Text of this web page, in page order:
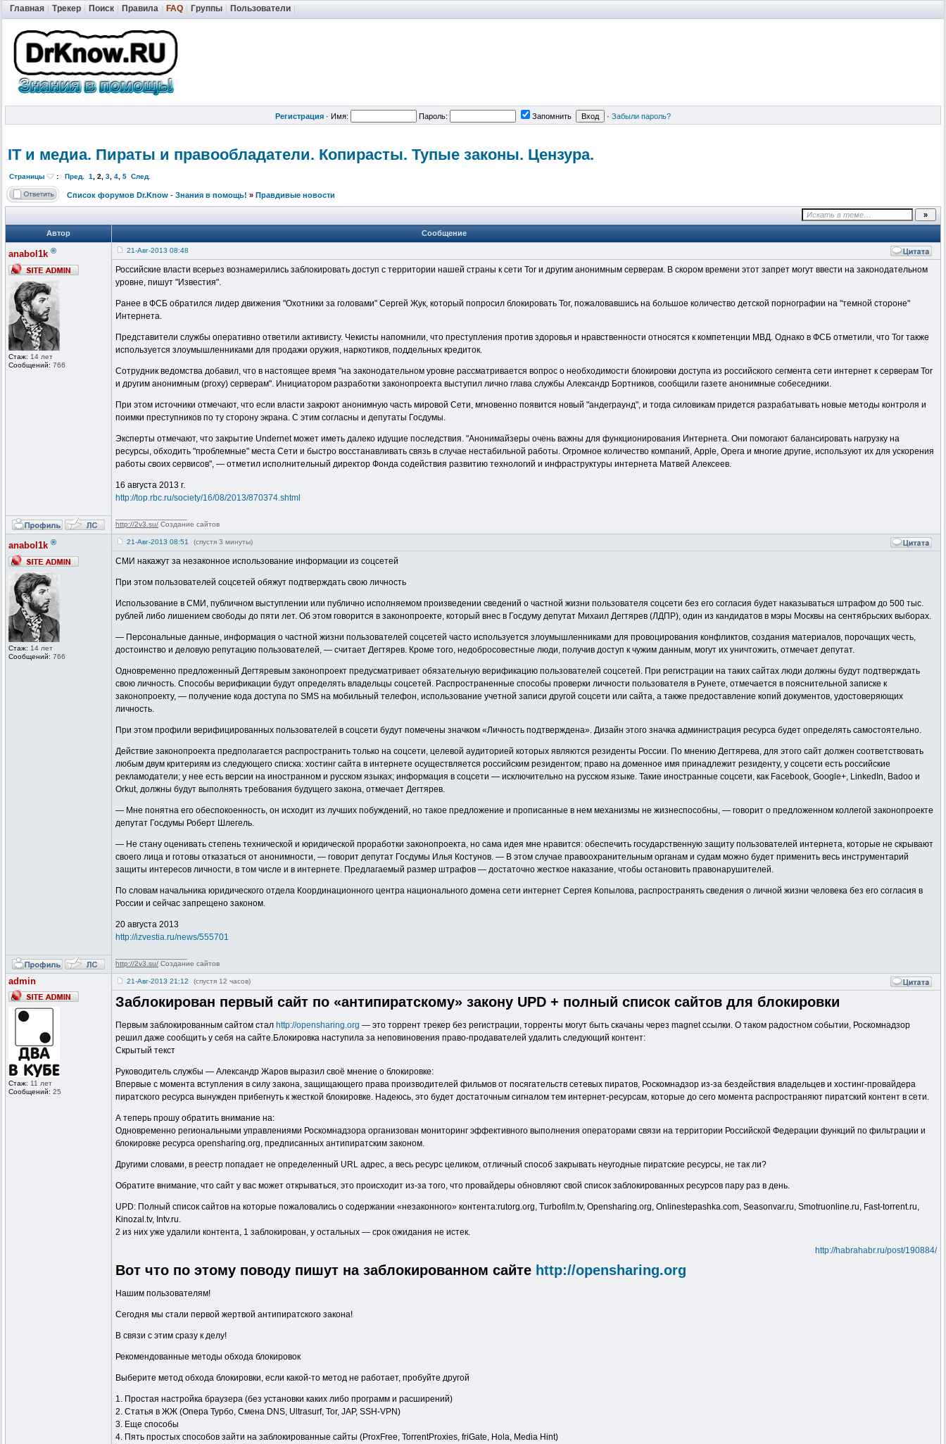
Главная Трекер Поиск Правила FAQ Группы Пользователи
Регистрация · Имя: Пароль: Запомнить · Забыли пароль?
IT и медиа. Пираты и правообладатели. Копирасты. Тупые законы. Цензура.
Страницы : Пред. 1, 2, 3, 4, 5 След.
Список форумов Dr.Know - Знания в помощь! » Правдивые новости
Автор Сообщение
anabol1k ®
Стаж: 14 лет
Сообщений: 766
21-Авг-2013 08:48
Российские власти всерьез вознамерились заблокировать доступ с территории нашей страны к сети Tor и другим анонимным серверам. В скором времени этот запрет могут ввести на законодательном
уровне, пишут "Известия".
Ранее в ФСБ обратился лидер движения "Охотники за головами" Сергей Жук, который попросил блокировать Tor, пожаловавшись на большое количество детской порнографии на "темной стороне"
Интернета.
Представители службы оперативно ответили активисту. Чекисты напомнили, что преступления против здоровья и нравственности относятся к компетенции МВД. Однако в ФСБ отметили, что Tor также
используется злоумышленниками для продажи оружия, наркотиков, поддельных кредиток.
Сотрудник ведомства добавил, что в настоящее время "на законодательном уровне рассматривается вопрос о необходимости блокировки доступа из российского сегмента сети интернет к серверам Tor
и другим анонимным (proxy) серверам". Инициатором разработки законопроекта выступил лично глава службы Александр Бортников, сообщили газете анонимные собеседники.
При этом источники отмечают, что если власти закроют анонимную часть мировой Сети, мгновенно появится новый "андеграунд", и тогда силовикам придется разрабатывать новые методы контроля и
поимки преступников по ту сторону экрана. С этим согласны и депутаты Госдумы.
Эксперты отмечают, что закрытие Undernet может иметь далеко идущие последствия. "Анонимайзеры очень важны для функционирования Интернета. Они помогают балансировать нагрузку на
ресурсы, обходить "проблемные" места Сети и быстро восстанавливать связь в случае нестабильной работы. Огромное количество компаний, Apple, Opera и многие другие, используют их для ускорения
работы своих сервисов", — отметил исполнительный директор Фонда содействия развитию технологий и инфраструктуры интернета Матвей Алексеев.
16 августа 2013 г.
http://top.rbc.ru/society/16/08/2013/870374.shtml
http://2v3.su/ Создание сайтов
anabol1k ®
Стаж: 14 лет
Сообщений: 766
21-Авг-2013 08:51 (спустя 3 минуты)
СМИ накажут за незаконное использование информации из соцсетей
При этом пользователей соцсетей обяжут подтверждать свою личность
Использование в СМИ, публичном выступлении или публично исполняемом произведении сведений о частной жизни пользователя соцсети без его согласия будет наказываться штрафом до 500 тыс.
рублей либо лишением свободы до пяти лет. Об этом говорится в законопроекте, который внес в Госдуму депутат Михаил Дегтярев (ЛДПР), один из кандидатов в мэры Москвы на сентябрьских выборах.
— Персональные данные, информация о частной жизни пользователей соцсетей часто используется злоумышленниками для провоцирования конфликтов, создания материалов, порочащих честь,
достоинство и деловую репутацию пользователей, — считает Дегтярев. Кроме того, недобросовестные люди, получив доступ к чужим данным, могут их уничтожить, отмечает депутат.
Одновременно предложенный Дегтяревым законопроект предусматривает обязательную верификацию пользователей соцсетей. При регистрации на таких сайтах люди должны будут подтверждать
свою личность. Способы верификации будут определять владельцы соцсетей. Распространенные способы проверки личности пользователя в Рунете, отмечается в пояснительной записке к
законопроекту, — получение кода доступа по SMS на мобильный телефон, использование учетной записи другой соцсети или сайта, а также предоставление копий документов, удостоверяющих
личность.
При этом профили верифицированных пользователей в соцсети будут помечены значком «Личность подтверждена». Дизайн этого значка администрация ресурса будет определять самостоятельно.
Действие законопроекта предполагается распространить только на соцсети, целевой аудиторией которых являются резиденты России. По мнению Дегтярева, для этого сайт должен соответствовать
любым двум критериям из следующего списка: хостинг сайта в интернете осуществляется российским резидентом; право на доменное имя принадлежит резиденту, у соцсети есть российские
рекламодатели; у нее есть версии на иностранном и русском языках; информация в соцсети — исключительно на русском языке. Такие иностранные соцсети, как Facebook, Google+, LinkedIn, Badoo и
Orkut, должны будут выполнять требования будущего закона, отмечает Дегтярев.
— Мне понятна его обеспокоенность, он исходит из лучших побуждений, но такое предложение и прописанные в нем механизмы не жизнеспособны, — говорит о предложенном коллегой законопроекте
депутат Госдумы Роберт Шлегель.
— Не стану оценивать степень технической и юридической проработки законопроекта, но сама идея мне нравится: обеспечить государственную защиту пользователей интернета, которые не скрывают
своего лица и готовы отказаться от анонимности, — говорит депутат Госдумы Илья Костунов. — В этом случае правоохранительным органам и судам можно будет применить весь инструментарий
защиты интересов личности, в том числе и в интернете. Предлагаемый размер штрафов — достаточно жесткое наказание, чтобы остановить правонарушителей.
По словам начальника юридического отдела Координационного центра национального домена сети интернет Сергея Копылова, распространять сведения о личной жизни человека без его согласия в
России и сейчас запрещено законом.
20 августа 2013
http://izvestia.ru/news/555701
http://2v3.su/ Создание сайтов
admin
Стаж: 11 лет
Сообщений: 25
21-Авг-2013 21:12 (спустя 12 часов)
Заблокирован первый сайт по «антипиратскому» закону UPD + полный список сайтов для блокировки
Первым заблокированным сайтом стал http://opensharing.org — это торрент трекер без регистрации, торренты могут быть скачаны через magnet ссылки. О таком радостном событии, Роскомнадзор
решил даже сообщить у себя на сайте.Блокировка наступила за неповиновения право-продавателей удалить следующий контент:
Скрытый текст
Руководитель службы — Александр Жаров выразил своё мнение о блокировке:
Впервые с момента вступления в силу закона, защищающего права производителей фильмов от посягательств сетевых пиратов, Роскомнадзор из-за бездействия владельцев и хостинг-провайдера
пиратского ресурса вынужден прибегнуть к жесткой блокировке. Надеюсь, это будет достаточным сигналом тем интернет-ресурсам, которые до сего момента распространяют пиратский контент в сети.
А теперь прошу обратить внимание на:
Одновременно региональными управлениями Роскомнадзора организован мониторинг эффективного выполнения операторами связи на территории Российской Федерации функций по фильтрации и
блокировке ресурса opensharing.org, предписанных антипиратским законом.
Другими словами, в реестр попадает не определенный URL адрес, а весь ресурс целиком, отличный способ закрывать неугодные пиратские ресурсы, не так ли?
Обратите внимание, что сайт у вас может открываться, это происходит из-за того, что провайдеры обновляют свой список заблокированных ресурсов пару раз в день.
UPD: Полный список сайтов на которые пожаловались о содержании «незаконного» контента:rutorg.org, Turbofilm.tv, Opensharing.org, Onlinestepashka.com, Seasonvar.ru, Smotruonline.ru, Fast-torrent.ru,
Kinozal.tv, Intv.ru.
2 из них уже удалили контента, 1 заблокирован, у остальных — срок ожидания не истек.
http://habrahabr.ru/post/190884/
Вот что по этому поводу пишут на заблокированном сайте http://opensharing.org
Нашим пользователям!
Сегодня мы стали первой жертвой антипиратского закона!
В связи с этим сразу к делу!
Рекомендованные методы обхода блокировок
Выберите метод обхода блокировки, если какой-то метод не работает, пробуйте другой
1. Простая настройка браузера (без установки каких либо программ и расширений)
2. Статья в ЖЖ (Опера Турбо, Смена DNS, Ultrasurf, Tor, JAP, SSH-VPN)
3. Еще способы
4. Пять простых способов зайти на заблокированные сайты (ProxFree, TorrentProxies, friGate, Hola, Media Hint)